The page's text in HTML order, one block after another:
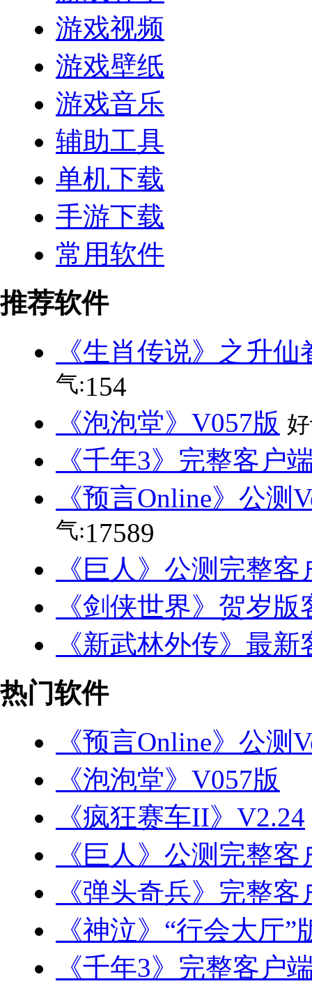
游戏视频
游戏壁纸
游戏音乐
辅助工具
单机下载
手游下载
常用软件
推荐软件
《生肖传说》之升
气:154
《泡泡堂》V057版
《千年3》完整客户
《预言Online》公测
气:17589
《巨人》公测完整客
《剑侠世界》贺岁版
《新武林外传》最新
热门软件
《预言Online》公测
《泡泡堂》V057版
《疯狂赛车II》V2.24
《巨人》公测完整客
《弹头奇兵》完整客
《神泣》“行会大厅
《千年3》完整客户